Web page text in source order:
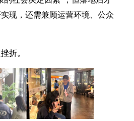
现，还需兼顾运营环境、公众
折。